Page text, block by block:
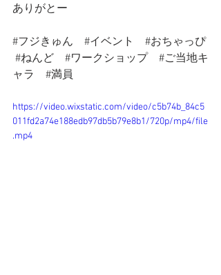
ありがとー
#フジきゅん #イベント
#おちゃっぴ
#ねんど
#ワークショップ
#ご当地キ
ャラ
#満員
https://video.wixstatic.com/video/c5b74b_84c5
011fd2a74e188edb97db5b79e8b1/720p/mp4/file
.mp4